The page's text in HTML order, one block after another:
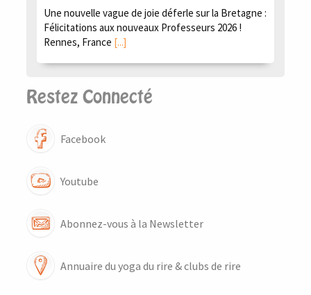
Une nouvelle vague de joie déferle sur la Bretagne :
Félicitations aux nouveaux Professeurs 2026 !
Rennes, France [...]
Restez Connecté
Facebook
Youtube
Abonnez-vous à la Newsletter
Annuaire du yoga du rire & clubs de rire